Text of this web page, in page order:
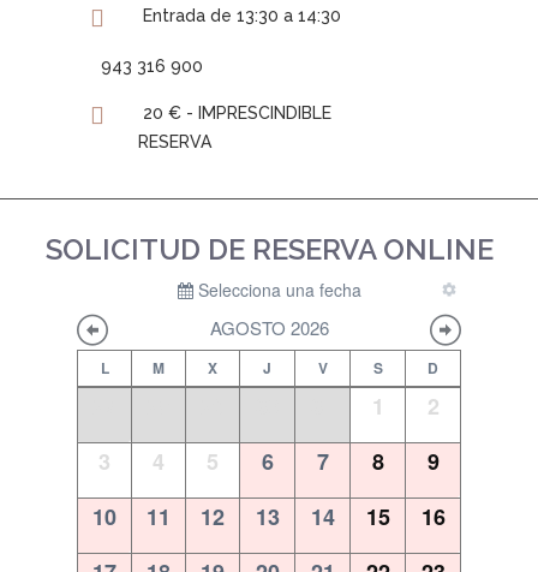
Entrada de 13:30 a 14:30
943 316 900
20 € - IMPRESCINDIBLE
RESERVA
SOLICITUD DE RESERVA ONLINE